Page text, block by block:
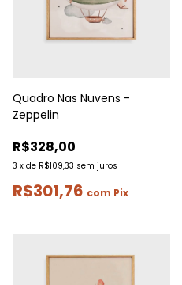
Quadro Nas Nuvens -
Zeppelin
R$328,00
3 x de R$109,33 sem juros
R$301,76 com Pix